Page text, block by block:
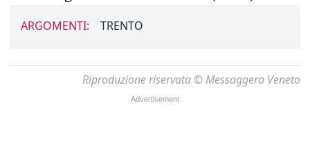
ARGOMENTI: TRENTO
Riproduzione riservata © Messaggero Veneto